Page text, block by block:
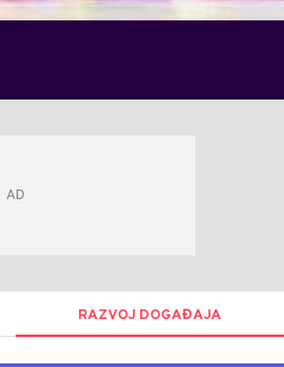
RAZVOJ DOGAĐAJA